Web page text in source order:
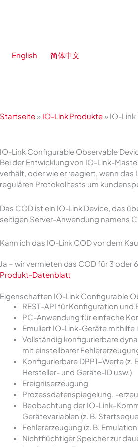
English 简体中文
Startseite» IO-Link Produkte» IO-Link
IO-Link Configurable Observable
Bei der Entwicklung von IO-Link-
verhält, oder wie er reagiert, wenn
regulären Protokolltests um
Das COD ist ein IO-Link Device, das
seitigen Server-Anwendung namens
Kann ich das IO-Link COD vor dem
Ja – wir vermieten das COD für 3
Produkt-Datenblatt
Eigenschaften IO-Link Configurable
REST-API für Konfiguration
PC-Anwendung für einfache
Emuliert IO-Link-Geräte mithilfe
Vollständig konfigurierbare
mit einstellbarer
Konfigurierbare DPP1-Werte (z.
Hersteller- und Geräte-ID usw.)
Ereigniserzeugung
Prozessdatenspiegelung, -
Beobachtung der IO-Link-
Gerätevariablen (z. B.
Fehlererzeugung (z. B.
Nichtflüchtiger Speicher zur